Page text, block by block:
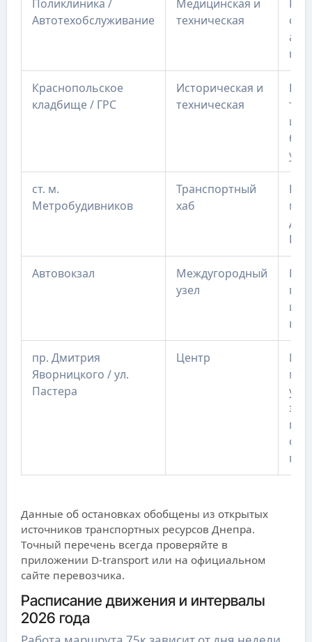
Поликлиника /
Автотехобслуживание
Медицинская и
техническая
Краснопольское
кладбище / ГРС
Историческая и
техническая
ст. м.
Метробудивников
Транспортный
хаб
Автовокзал
Междугородный
узел
и
пр. Дмитрия
Яворницкого / ул.
Пастера
Центр
Данные об остановках обобщены из открытых
источников транспортных ресурсов Днепра.
Точный перечень всегда проверяйте в
приложении D-transport или на официальном
сайте перевозчика.
Расписание движения и интервалы
2026 года